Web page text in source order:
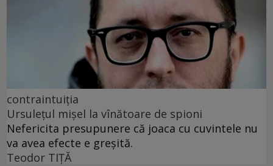
contraintuiția
Ursulețul mișel la vînătoare de spioni
Nefericita presupunere că joaca cu cuvintele nu
va avea efecte e greșită.
Teodor TIŢĂ